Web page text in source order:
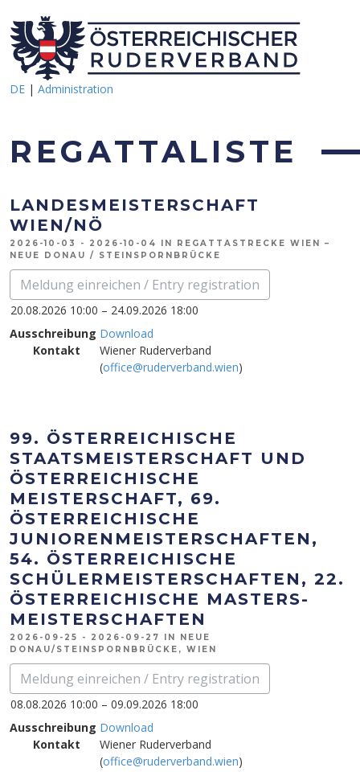
DE | Administration
REGATTALISTE
LANDESMEISTERSCHAFT
WIEN/NÖ
2026-10-03 - 2026-10-04 IN REGATTASTRECKE WIEN –
NEUE DONAU / STEINSPORNBRÜCKE
Meldung einreichen / Entry registration
20.08.2026 10:00 – 24.09.2026 18:00
Ausschreibung
Kontakt
Download
Wiener Ruderverband
(office@ruderverband.wien)
99. ÖSTERREICHISCHE
STAATSMEISTERSCHAFT UND
ÖSTERREICHISCHE
MEISTERSCHAFT, 69.
ÖSTERREICHISCHE
JUNIORENMEISTERSCHAFTEN,
54. ÖSTERREICHISCHE
SCHÜLERMEISTERSCHAFTEN, 22.
ÖSTERREICHISCHE MASTERS-
MEISTERSCHAFTEN
2026-09-25 - 2026-09-27 IN NEUE
DONAU/STEINSPORNBRÜCKE, WIEN
Meldung einreichen / Entry registration
08.08.2026 10:00 – 09.09.2026 18:00
Ausschreibung
Kontakt
Download
Wiener Ruderverband
(office@ruderverband.wien)